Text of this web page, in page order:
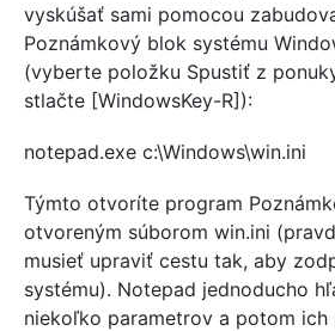
vyskúšať sami pomocou
Poznámkový blok systému
(vyberte položku Spustiť z
stlačte [WindowsKey-R]):
notepad.exe c:\Windows\win.ini
Týmto otvoríte program
otvoreným súborom win.ini
musieť upraviť cestu tak, aby
systému). Notepad jednoducho
niekoľko parametrov a potom ich